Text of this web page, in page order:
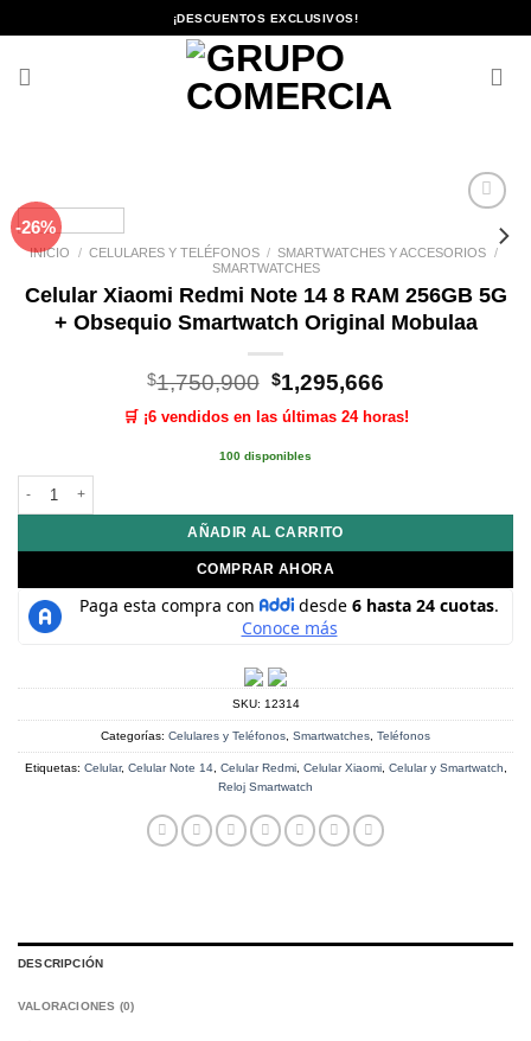
al
¡DESCUENTOS EXCLUSIVOS!
-26%
lista de
INICIO / CELULARES Y TELÉFONOS / SMARTWATCHES Y ACCESORIOS /
SMARTWATCHES
Celular Xiaomi Redmi Note 14 8 RAM 256GB 5G
+ Obsequio Smartwatch Original Mobulaa
$1,750,900 El
precio
original
era:
$1,295,666
actual
🛒 ¡6 vendidos en las últimas 24 horas!
100 disponibles
Celular Xiaomi Redmi Note 14 8 RAM 256GB 5G + Obsequio Smartwatch
AÑADIR AL CARRITO
COMPRAR AHORA
SKU: 12314
Categorías: Celulares y Teléfonos, Smartwatches, Teléfonos
Etiquetas: Celular, Celular Note 14, Celular Redmi, Celular Xiaomi, Celular y Smartwatch,
Reloj Smartwatch
DESCRIPCIÓN
VALORACIONES (0)